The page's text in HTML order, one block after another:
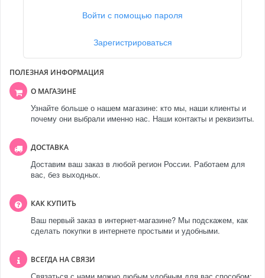
Войти с помощью пароля
Зарегистрироваться
ПОЛЕЗНАЯ ИНФОРМАЦИЯ
О МАГАЗИНЕ
Узнайте больше о нашем магазине: кто мы, наши клиенты и
почему они выбрали именно нас. Наши контакты и реквизиты.
ДОСТАВКА
Доставим ваш заказ в любой регион России. Работаем для
вас, без выходных.
КАК КУПИТЬ
Ваш первый заказ в интернет-магазине? Мы подскажем, как
сделать покупки в интернете простыми и удобными.
ВСЕГДА НА СВЯЗИ